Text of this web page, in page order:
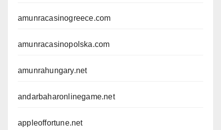
amunracasinogreece.com
amunracasinopolska.com
amunrahungary.net
andarbaharonlinegame.net
appleoffortune.net